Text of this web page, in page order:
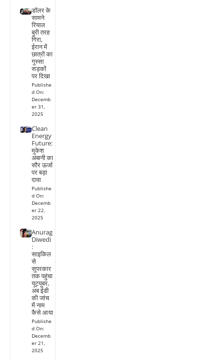
डॉलर के
सामने
रियाल
बुरी तरह
गिरा,
ईरान में
छात्रों का
गुस्सा
सड़कों
पर दिखा
Publishe
d On:
Decemb
er 31,
2025
Clean
Energy
Future:
मुकेश
अंबानी का
सौर ऊर्जा
पर बड़ा
दावा
Publishe
d On:
Decemb
er 22,
2025
Anurag
Diwedi
:
साइकिल
से
सुपरकार
तक पहुंचा
यूट्यूबर,
अब ईडी
की जांच
में नाम
कैसे आया
Publishe
d On:
Decemb
er 21,
2025